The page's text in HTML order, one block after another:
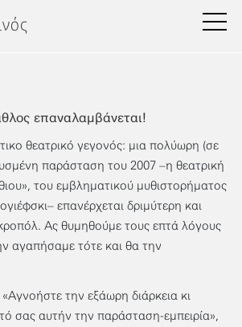
επαναλαμβάνεται!
θεατρικό γεγονός: μια πολύωρη (σε
παράσταση του 2007 –η θεατρική
του εμβληματικού μυθιστορήματος
επανέρχεται δριμύτερη και
Ας θυμηθούμε τους επτά λόγους
αγαπήσαμε τότε και θα την
«Αγνοήστε την εξάωρη διάρκεια κι
σας αυτήν την παράσταση-εμπειρία»,